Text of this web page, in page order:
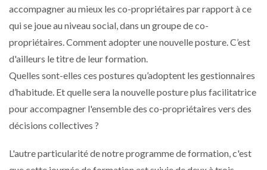
accompagner au mieux les co-propriétaires par rapport à ce
qui se joue au niveau social, dans un groupe de co-
propriétaires. Comment adopter une nouvelle posture. C’est
d'ailleurs le titre de leur formation.
Quelles sont-elles ces postures qu’adoptent les gestionnaires
d’habitude. Et quelle sera la nouvelle posture plus facilitatrice
pour accompagner l'ensemble des co-propriétaires vers des
décisions collectives ?
L'autre particularité de notre programme de formation, c'est